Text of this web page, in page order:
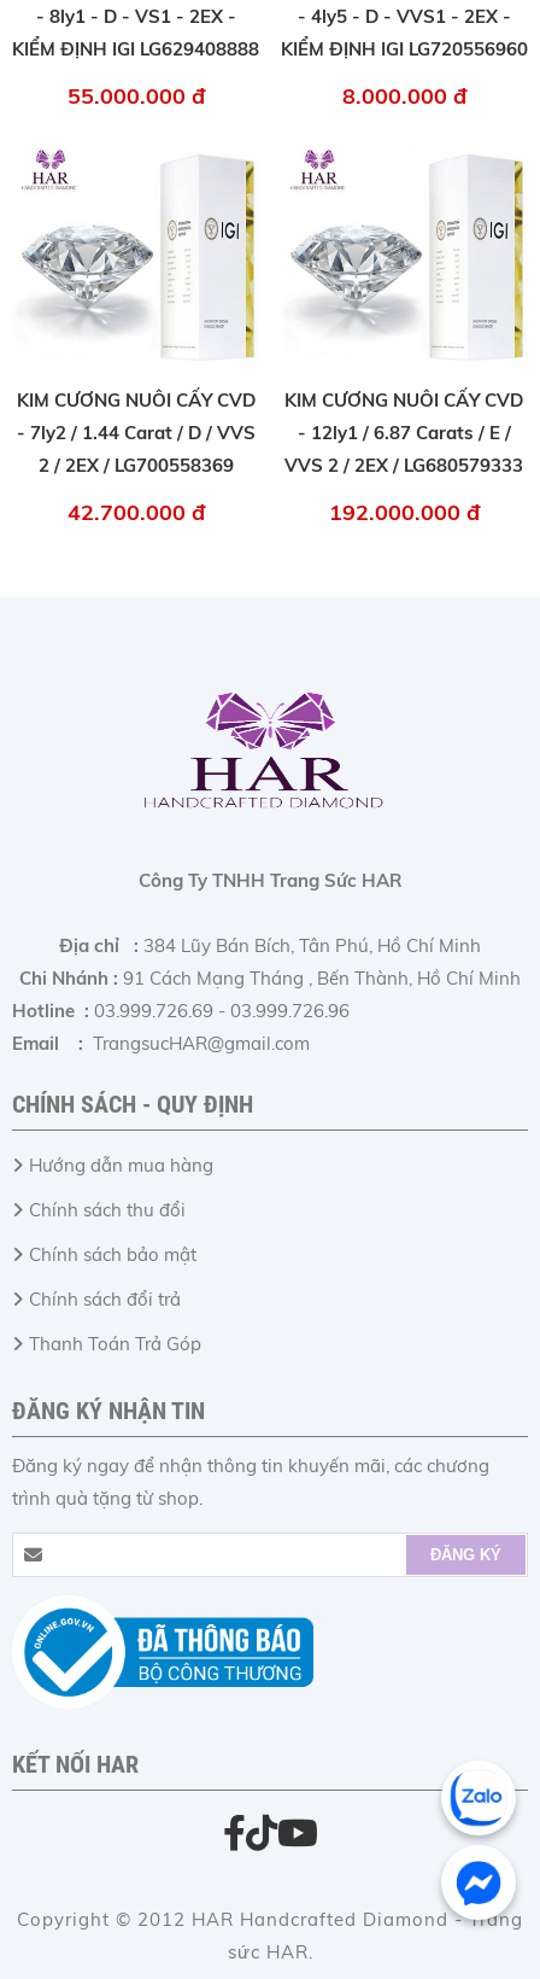
- 8ly1 - D - VS1 - 2EX -
KIỂM ĐỊNH IGI LG629408888
55.000.000 đ
- 4ly5 - D - VVS1 - 2EX -
KIỂM ĐỊNH IGI LG720556960
8.000.000 đ
KIM CƯƠNG NUÔI CẤY CVD
- 7ly2 / 1.44 Carat / D / VVS
2 / 2EX / LG700558369
42.700.000 đ
KIM CƯƠNG NUÔI CẤY CVD
- 12ly1 / 6.87 Carats / E /
VVS 2 / 2EX / LG680579333
192.000.000 đ
Công Ty TNHH Trang Sức HAR
Địa chỉ : 384 Lũy Bán Bích, Tân Phú, Hồ Chí Minh
Chi Nhánh : 91 Cách Mạng Tháng , Bến Thành, Hồ Chí Minh
Hotline : 03.999.726.69 - 03.999.726.96
Email : TrangsucHAR@gmail.com
CHÍNH SÁCH - QUY ĐỊNH
Hướng dẫn mua hàng
Chính sách thu đổi
Chính sách bảo mật
Chính sách đổi trả
Thanh Toán Trả Góp
ĐĂNG KÝ NHẬN TIN
Đăng ký ngay để nhận thông tin khuyến mãi, các chương
trình quà tặng từ shop.
KẾT NỐI HAR
Copyright © 2012 HAR Handcrafted Diamond - Trang
sức HAR.